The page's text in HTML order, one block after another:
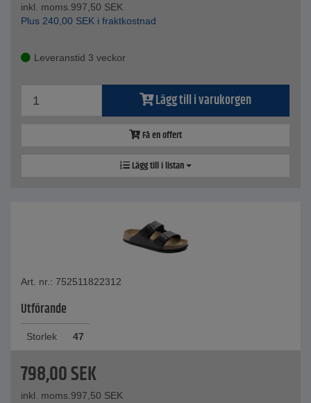
inkl. moms.997,50 SEK
Plus 240,00 SEK i fraktkostnad
Leveranstid 3 veckor
Lägg till i varukorgen
Få en offert
Lägg till i listan
Art. nr.: 752511822312
Utförande
Storlek 47
798,00SEK
inkl. moms.997,50 SEK